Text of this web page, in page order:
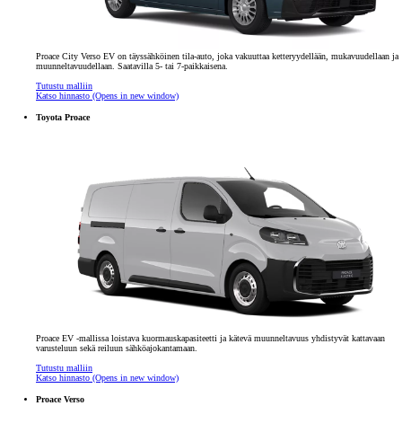
Proace City Verso EV on täyssähköinen tila-auto, joka vakuuttaa ketteryydellään, mukavuudellaan ja
muunneltavuudellaan. Saatavilla 5- tai 7-paikkaisena.
Tutustu malliin
Katso hinnasto (Opens in new window)
Toyota Proace
Proace EV -mallissa loistava kuormauskapasiteetti ja kätevä muunneltavuus yhdistyvät kattavaan
varusteluun sekä reiluun sähköajokantamaan.
Tutustu malliin
Katso hinnasto (Opens in new window)
Proace Verso